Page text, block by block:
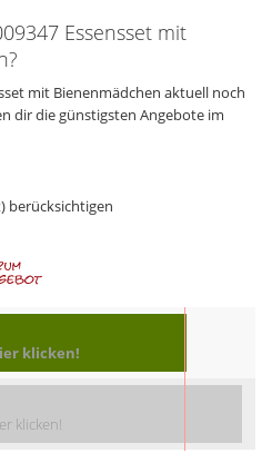
Essensset mit
mit Bienenmädchen aktuell noch
dir die günstigsten Angebote im
berücksichtigen
klicken!
klicken!